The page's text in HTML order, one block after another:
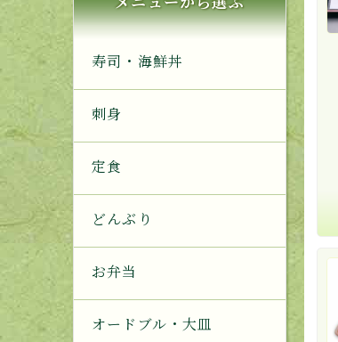
寿司・海鮮丼
刺身
定食
どんぶり
お弁当
オードブル・大皿